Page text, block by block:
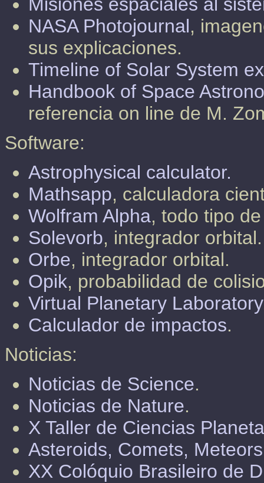
Misiones espaciales al
NASA Photojournal,
sus explicaciones.
Timeline of Solar System
Handbook of Space
referencia on line de M.
Software:
Astrophysical calculator.
Mathsapp, calculadora
Wolfram Alpha, todo tipo
Solevorb, integrador orbital.
Orbe, integrador orbital.
Opik, probabilidad de
Virtual Planetary Laboratory
Calculador de impactos.
Noticias:
Noticias de Science.
Noticias de Nature.
X Taller de Ciencias
Asteroids, Comets,
XX Colóquio Brasileiro de